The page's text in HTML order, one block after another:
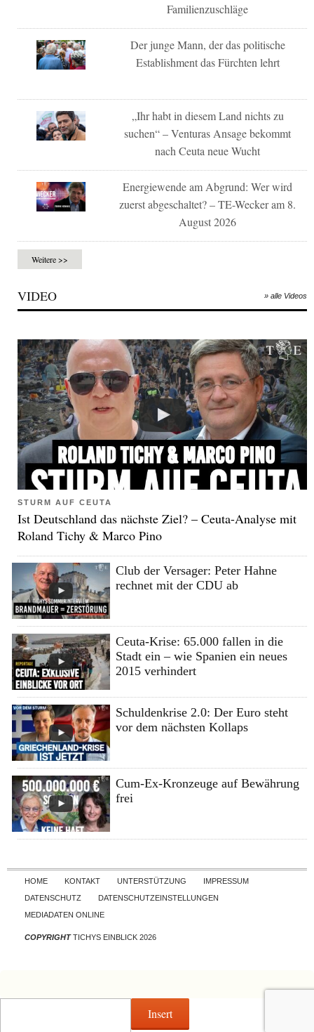
Familienzuschläge
Der junge Mann, der das politische
Establishment das Fürchten lehrt
„Ihr habt in diesem Land nichts zu
suchen“ – Venturas Ansage bekommt
nach Ceuta neue Wucht
Energiewende am Abgrund: Wer wird
zuerst abgeschaltet? – TE-Wecker am 8.
August 2026
Weitere >>
VIDEO » alle Videos
STURM AUF CEUTA
Ist Deutschland das nächste Ziel? – Ceuta-Analyse mit
Roland Tichy & Marco Pino
Club der Versager: Peter Hahne
rechnet mit der CDU ab
Ceuta-Krise: 65.000 fallen in die
Stadt ein – wie Spanien ein neues
2015 verhindert
Schuldenkrise 2.0: Der Euro steht
vor dem nächsten Kollaps
Cum-Ex-Kronzeuge auf Bewährung
frei
Skip to content
HOME KONTAKT UNTERSTÜTZUNG
IMPRESSUM
DATENSCHUTZ
DATENSCHUTZEINSTELLUNGEN
MEDIADATEN ONLINE
COPYRIGHTTICHYS EINBLICK 2026
Insert